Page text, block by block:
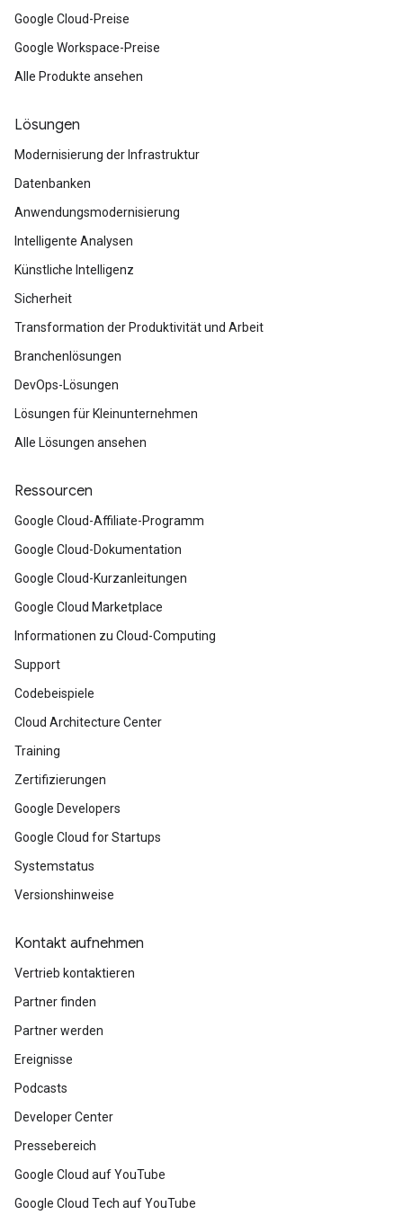
Google Cloud-Preise
Google Workspace-Preise
Alle Produkte ansehen
Lösungen
Modernisierung der Infrastruktur
Datenbanken
Anwendungsmodernisierung
Intelligente Analysen
Künstliche Intelligenz
Sicherheit
Transformation der Produktivität und Arbeit
Branchenlösungen
DevOps-Lösungen
Lösungen für Kleinunternehmen
Alle Lösungen ansehen
Ressourcen
Google Cloud-Affiliate-Programm
Google Cloud-Dokumentation
Google Cloud-Kurzanleitungen
Google Cloud Marketplace
Informationen zu Cloud-Computing
Support
Codebeispiele
Cloud Architecture Center
Training
Zertifizierungen
Google Developers
Google Cloud for Startups
Systemstatus
Versionshinweise
Kontakt aufnehmen
Vertrieb kontaktieren
Partner finden
Partner werden
Ereignisse
Podcasts
Developer Center
Pressebereich
Google Cloud auf YouTube
Google Cloud Tech auf YouTube